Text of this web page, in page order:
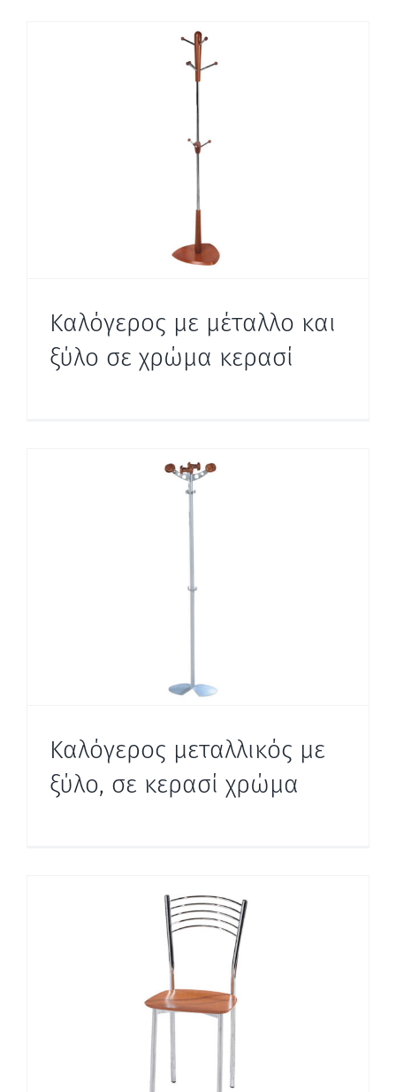
Καλόγερος με μέταλλο και
ξύλο σε χρώμα κερασί
Καλόγερος μεταλλικός με
ξύλο, σε κερασί χρώμα